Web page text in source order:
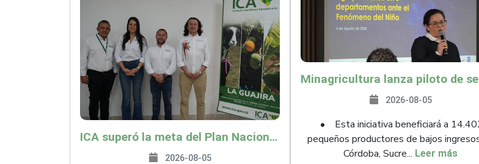
ICA superó la meta del Plan Nacional de Desarrollo y abrió 61 mercados internacionales
2026-08-05
2026-08-05
• Esta iniciativa beneficiará a
pequeños productores de bajos
Córdoba, Sucre... Leer más